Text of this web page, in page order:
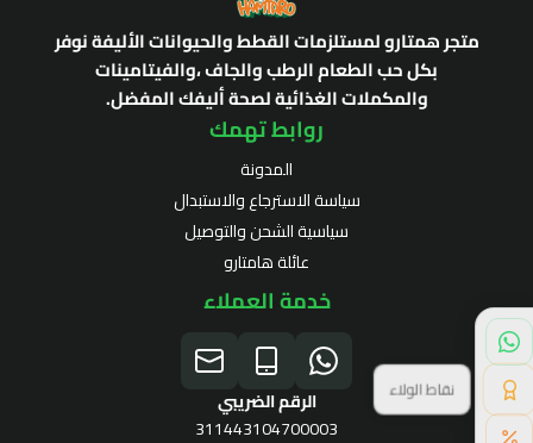
متجر همتارو لمستلزمات القطط والحيوانات الأليفة نوفر
بكل حب الطعام الرطب والجاف ،والفيتامينات
والمكملات الغذائية لصحة أليفك المفضل.
روابط تهمك
المدونة
سياسة الاسترجاع والاستبدال
سياسية الشحن والتوصيل
عائلة هامتارو
خدمة العملاء
الرقم الضريبي
311443104700003
نقاط الولاء